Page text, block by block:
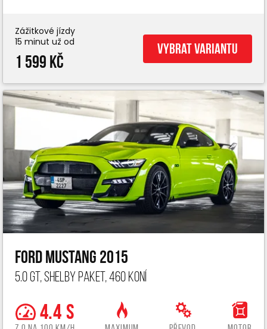
Zážitkové jízdy
15 minut už od
1 599 Kč
Vybrat variantu
Ford Mustang 2015
5.0 GT, Shelby paket, 460 koní
4.4 s